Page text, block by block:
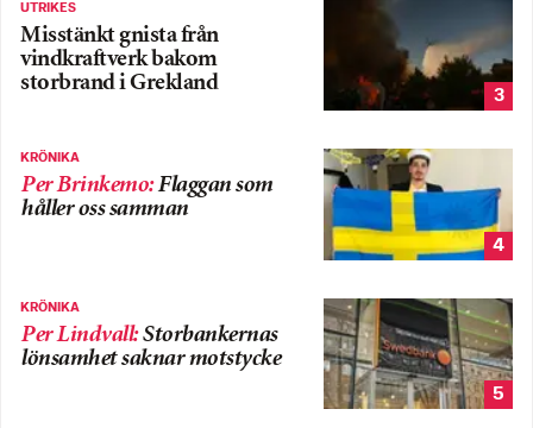
UTRIKES
Misstänkt gnista från
vindkraftverk bakom
storbrand i Grekland
3
KRÖNIKA
Per Brinkemo:Flaggan som
håller oss samman
4
KRÖNIKA
Per Lindvall:Storbankernas
lönsamhet saknar motstycke
5